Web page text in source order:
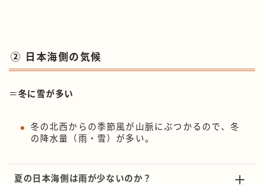
② 日本海側の気候
＝冬に雪が多い
冬の北西からの季節風が山脈にぶつかるので、冬
の降水量（雨・雪）が多い。
夏の日本海側は雨が少ないのか？